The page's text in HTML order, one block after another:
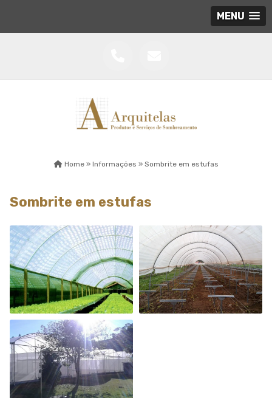
MENU
Home » Informações » Sombrite em estufas
Sombrite em estufas